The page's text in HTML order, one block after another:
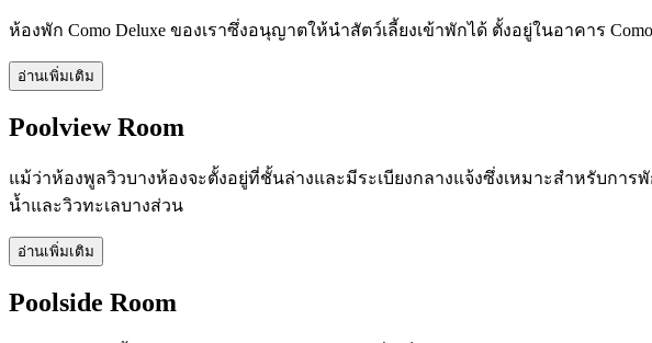
ห้องพัก Como Deluxe ของเราซึ่งอนุญาตให้นำสัตว์เลี้ยงเข้าพักได้ ตั้งอยู่ในอาคาร
อ่านเพิ่มเติม
Poolview Room
แม้ว่าห้องพูลวิวบางห้องจะตั้งอยู่ที่ชั้นล่างและมีระเบียงกลางแจ้งซึ่งเหมาะสำหรับก
น้ำและวิวทะเลบางส่วน
อ่านเพิ่มเติม
Poolside Room